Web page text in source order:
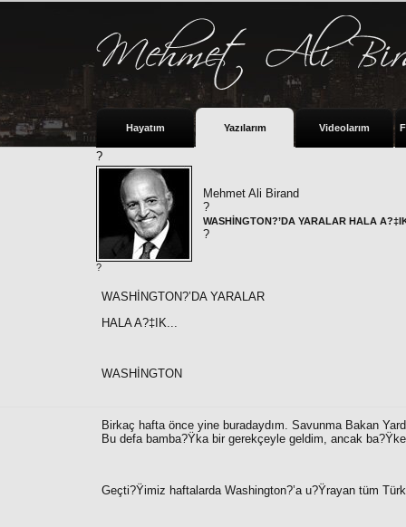
Hayatım Yazılarım Videolarım
?
Mehmet Ali Birand
?
WASHİNGTON?’DA YARALAR HALA
?
?
WASHİNGTON?’DA YARALAR
HALA A?‡IK...
WASHİNGTON
Birkaç hafta önce yine buradaydım. Savunma Bakan
Bu defa bamba?Ÿka bir gerekçeyle geldim, ancak
Geçti?Ÿimiz haftalarda Washington?’a u?Ÿrayan tüm